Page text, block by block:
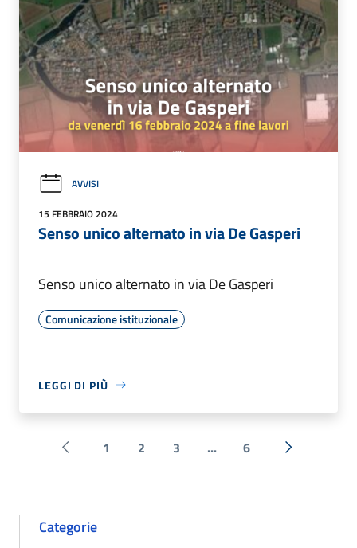
AVVISI
15 FEBBRAIO 2024
Senso unico alternato in via De Gasperi
Senso unico alternato in via De Gasperi
Comunicazione istituzionale
LEGGI DI PIÙ
Pagina precedente
1 2 3 ... 6 Successiva
Categorie